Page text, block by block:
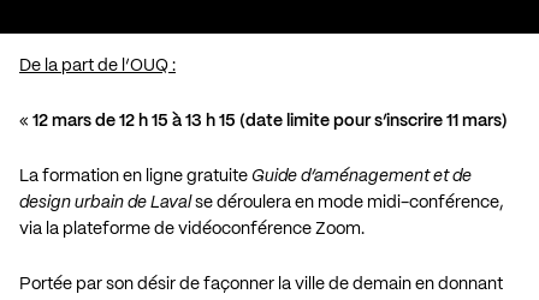
De la part de l’OUQ :
« 12 mars de 12 h 15 à 13 h 15 (date limite pour s’inscrire 11 mars)
La formation en ligne gratuite Guide d’aménagement et de
design urbain de Lavalse déroulera en mode midi-conférence,
via la plateforme de vidéoconférence Zoom.
Portée par son désir de façonner la ville de demain en donnant